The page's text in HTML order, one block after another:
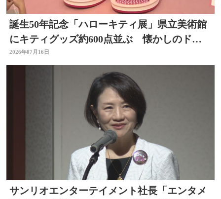
誕生50年記念「ハローキティ展」県立美術館
にキティグッズ約600点並ぶ 懐かしのドラ
イヤーなど 大分
2026年07月16日
サンリオエンターテイメント社長「エンタメ